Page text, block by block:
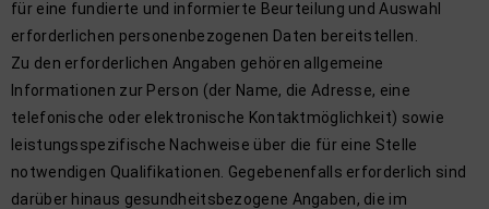
für eine fundierte und informierte Beurteilung und Auswahl
erforderlichen personenbezogenen Daten bereitstellen.
Zu den erforderlichen Angaben gehören allgemeine
Informationen zur Person (der Name, die Adresse, eine
telefonische oder elektronische Kontaktmöglichkeit) sowie
leistungsspezifische Nachweise über die für eine Stelle
notwendigen Qualifikationen. Gegebenenfalls erforderlich sind
darüber hinaus gesundheitsbezogene Angaben, die im